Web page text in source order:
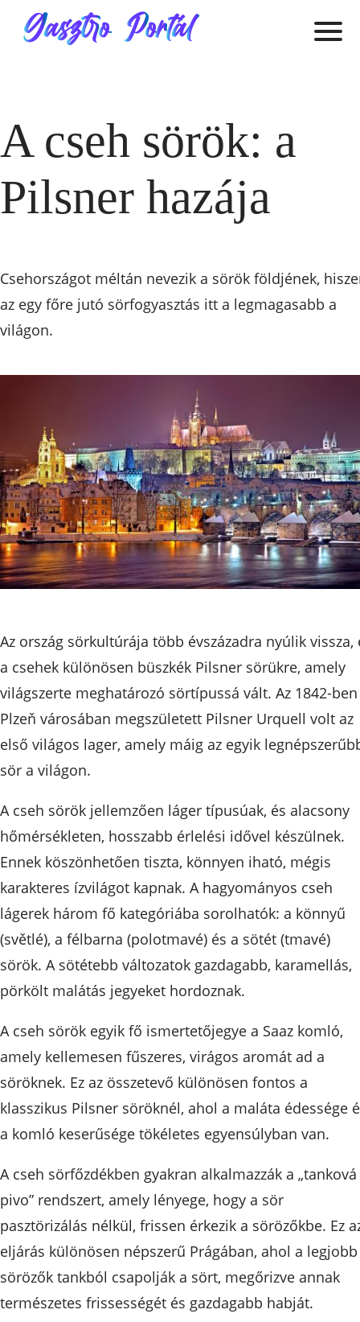
A cseh sörök: a
Pilsner hazája
Csehországot méltán nevezik a sörök földjének,
az egy főre jutó sörfogyasztás itt a legmagasabb a
világon.
Az ország sörkultúrája több évszázadra nyúlik vissza,
a csehek különösen büszkék Pilsner sörükre, amely
világszerte meghatározó sörtípussá vált. Az 1842-ben
Plzeň városában megszületett Pilsner Urquell volt az
első világos lager, amely máig az egyik
sör a világon.
A cseh sörök jellemzően láger típusúak, és alacsony
hőmérsékleten, hosszabb érlelési idővel készülnek.
Ennek köszönhetően tiszta, könnyen iható, mégis
karakteres ízvilágot kapnak. A hagyományos cseh
lágerek három fő kategóriába sorolhatók: a könnyű
(světlé), a félbarna (polotmavé) és a sötét (tmavé)
sörök. A sötétebb változatok gazdagabb, karamellás,
pörkölt malátás jegyeket hordoznak.
A cseh sörök egyik fő ismertetőjegye a Saaz komló,
amely kellemesen fűszeres, virágos aromát ad a
söröknek. Ez az összetevő különösen fontos a
klasszikus Pilsner söröknél, ahol a maláta édessége
a komló keserűsége tökéletes egyensúlyban van.
A cseh sörfőzdékben gyakran alkalmazzák a „tanková
pivo” rendszert, amely lényege, hogy a sör
pasztörizálás nélkül, frissen érkezik a sörözőkbe. Ez
eljárás különösen népszerű Prágában, ahol a legjobb
sörözők tankból csapolják a sört, megőrizve annak
természetes frissességét és gazdagabb habját.